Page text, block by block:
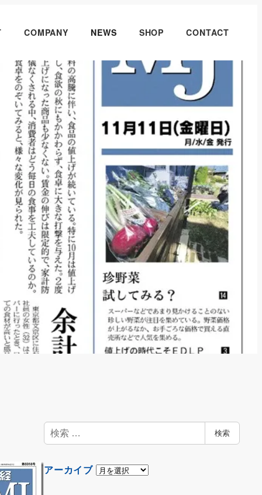
COMPANY NEWS SHOP CONTACT
検
索
検索
アーカイブ ア